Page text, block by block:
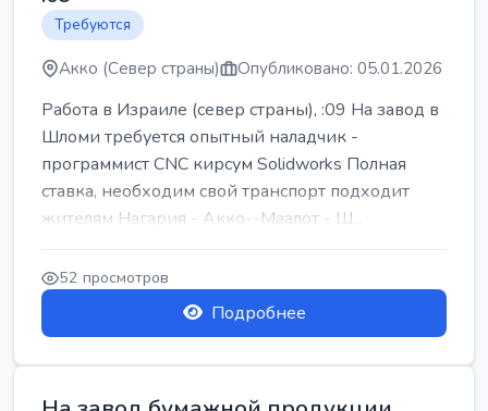
Требуются
Акко (Север страны) Опубликовано: 05.01.2026
Работа в Израиле (север страны), :09 На завод в
Шломи требуется опытный наладчик -
программист CNC кирсум Solidworks Полная
ставка, необходим свой транспорт подходит
жителям Нагария - Акко--Маалот - Ш...
52 просмотров
Подробнее